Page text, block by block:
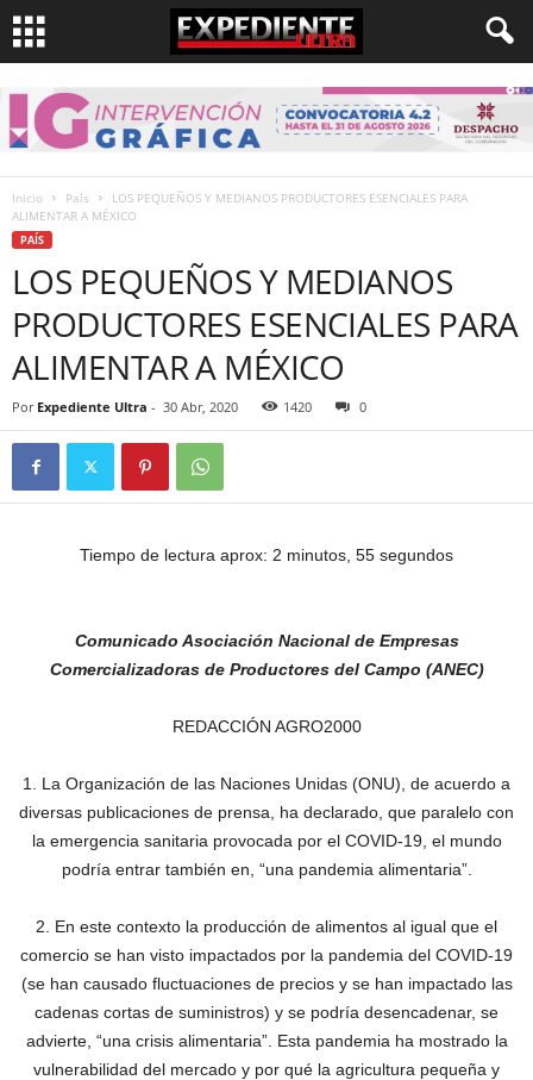
Inicio País
LOS PEQUEÑOS Y MEDIANOS PRODUCTORES ESENCIALES PARA
ALIMENTAR A MÉXICO
PAÍS
LOS PEQUEÑOS Y MEDIANOS
PRODUCTORES ESENCIALES PARA
ALIMENTAR A MÉXICO
Por Expediente Ultra - 30 Abr, 2020 1420 0
Tiempo de lectura aprox: 2 minutos, 55 segundos
Comunicado Asociación Nacional de Empresas
Comercializadoras de Productores del Campo (ANEC)
REDACCIÓN AGRO2000
1. La Organización de las Naciones Unidas (ONU), de acuerdo a
diversas publicaciones de prensa, ha declarado, que paralelo con
la emergencia sanitaria provocada por el COVID-19, el mundo
podría entrar también en, “una pandemia alimentaria”.
2. En este contexto la producción de alimentos al igual que el
comercio se han visto impactados por la pandemia del COVID-19
(se han causado fluctuaciones de precios y se han impactado las
cadenas cortas de suministros) y se podría desencadenar, se
advierte, “una crisis alimentaria”. Esta pandemia ha mostrado la
vulnerabilidad del mercado y por qué la agricultura pequeña y